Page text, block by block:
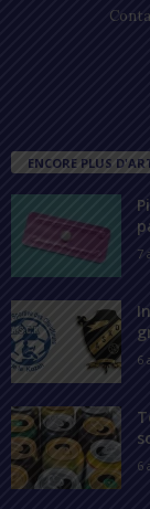
ENCORE PLUS
7
6
6